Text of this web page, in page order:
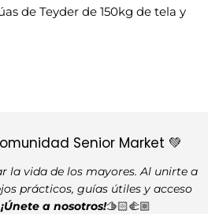
de Teyder de 150kg de tela y
Senior Market 💚
la vida de los mayores. Al unirte a
prácticos, guías útiles y acceso
¡Únete a nosotros!🫱🏻‍🫲🏼